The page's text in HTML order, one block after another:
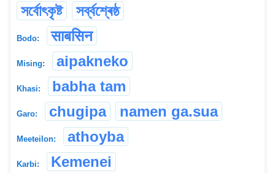
সৰ্বোৎকৃষ্ট
সৰ্ব্বশ্ৰেষ্ঠ
Bodo: साबसिन
Mising: aipakneko
Khasi: babha tam
Garo: chugipa namen ga.sua
Meeteilon: athoyba
Karbi: Kemenei